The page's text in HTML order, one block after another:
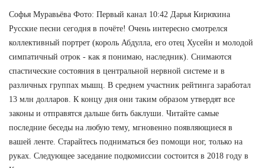
Софья Муравьёва Фото: Первый канал 10:42 Дарья Кирюхина
Русские песни сегодня в почёте! Очень интересно смотрелся
коллективный портрет (король Абдулла, его отец Хусейн и молодой
симпатичный отрок - как я понимаю, наследник). Снимаются
спастические состояния в центральной нервной системе и в
различных группах мышц. В среднем участник рейтинга заработал
13 млн долларов. К концу дня они таким образом утвердят все
законы и отправятся дальше бить баклуши. Читайте самые
последние беседы на любую тему, мгновенно появляющиеся в
вашей ленте. Старайтесь подниматься без помощи ног, только на
руках. Следующее заседание подкомиссии состоится в 2018 году в